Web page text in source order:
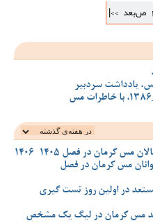
ص‌بعد >>|
یادداشت سردبیر
کرمان در فصل 1405-1406
مس کرمان در فصل
در اولین روز تست گیری
بعد مس کرمان در لیگ یک مشخص